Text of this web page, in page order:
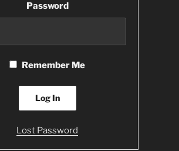
Password
Remember Me
Lost Password